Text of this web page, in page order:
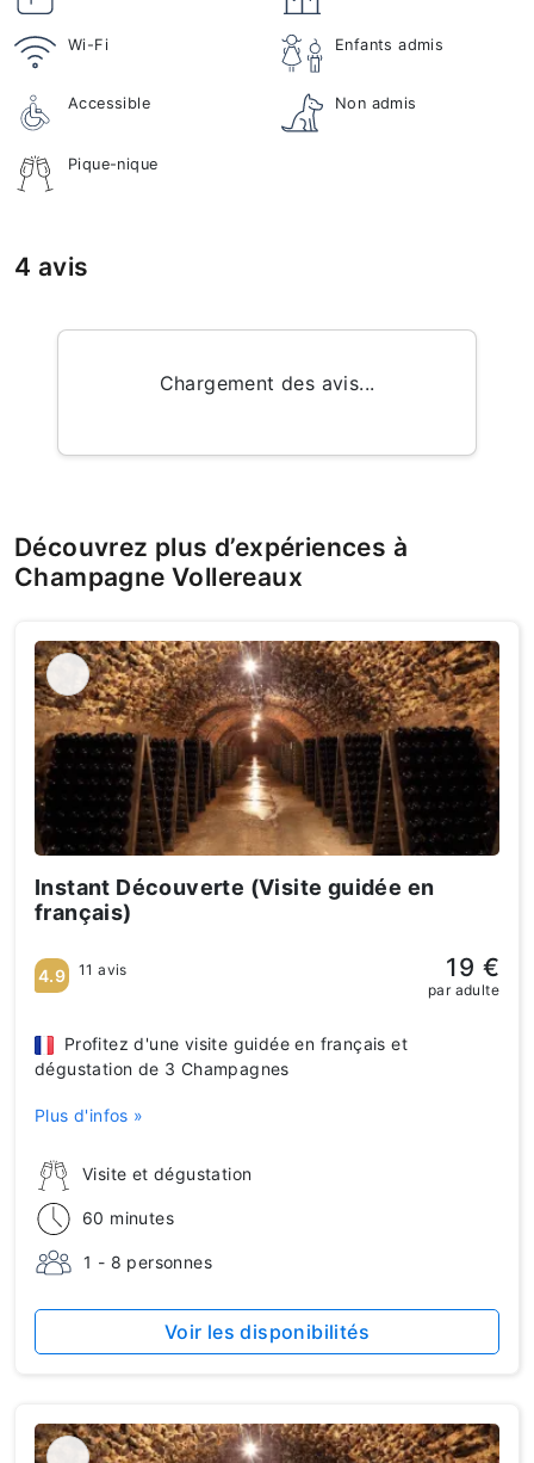
Wi-Fi Enfants admis
Accessible Non admis
Pique-nique
4 avis
Chargement des avis...
Découvrez plus d’expériences à
Champagne Vollereaux
Instant Découverte (Visite guidée en
français)
Visite et dégustation
60 minutes
1 - 8 personnes
Profitez d'une visite guidée en français et
dégustation de 3 Champagnes
Plus d'infos »
4.9 11 avis 19 €
par adulte
Voir les disponibilités